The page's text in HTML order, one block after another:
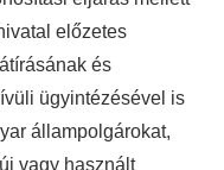
előzetes
és
ügyintézésével is
állampolgárokat,
vagy használt